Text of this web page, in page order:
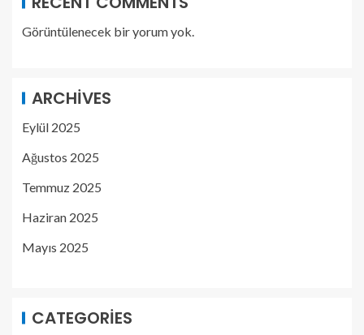
Görüntülenecek bir yorum yok.
ARCHIVES
Eylül 2025
Ağustos 2025
Temmuz 2025
Haziran 2025
Mayıs 2025
CATEGORIES